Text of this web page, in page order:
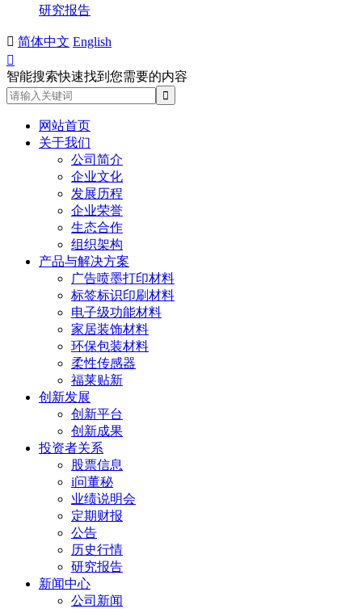
研究报告
 简体中文 English

智能搜索快速找到您需要的内容
网站首页
关于我们
公司简介
企业文化
发展历程
企业荣誉
生态合作
组织架构
产品与解决方案
广告喷墨打印材料
标签标识印刷材料
电子级功能材料
家居装饰材料
环保包装材料
柔性传感器
福莱贴新
创新发展
创新平台
创新成果
投资者关系
股票信息
i问董秘
业绩说明会
定期财报
公告
历史行情
研究报告
新闻中心
公司新闻